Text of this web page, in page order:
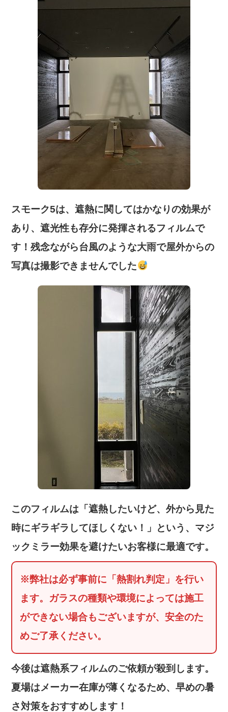
スモーク5は、遮熱に関してはかなりの効果が
あり、遮光性も存分に発揮されるフィルムで
す！残念ながら台風のような大雨で屋外からの
写真は撮影できませんでした
このフィルムは「遮熱したいけど、外から見た
時にギラギラしてほしくない！」という、マジ
ックミラー効果を避けたいお客様に最適です。
※弊社は必ず事前に「熱割れ判定」を行い
ます。ガラスの種類や環境によっては施工
ができない場合もございますが、安全のた
めご了承ください。
今後は遮熱系フィルムのご依頼が殺到します。
夏場はメーカー在庫が薄くなるため、早めの暑
さ対策をおすすめします！